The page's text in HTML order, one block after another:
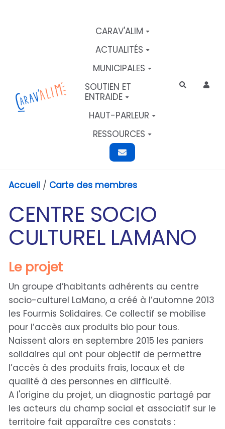
CARAV'ALIM
ACTUALITÉS
MUNICIPALES
SOUTIEN ET
ENTRAIDE
HAUT-PARLEUR
RESSOURCES
Rechercher
Accueil / Carte des membres
CENTRE SOCIO
CULTUREL LAMANO
Le projet
Un groupe d’habitants adhérents au centre
socio-culturel LaMano, a créé à l’automne 2013
les Fourmis Solidaires. Ce collectif se mobilise
pour l’accès aux produits bio pour tous.
Naissent alors en septembre 2015 les paniers
solidaires qui ont pour objectif de permettre
l’accès à des produits frais, locaux et de
qualité à des personnes en difficulté.
A l'origine du projet, un diagnostic partagé par
les acteurs du champ social et associatif sur le
territoire fait apparaître ces constats :